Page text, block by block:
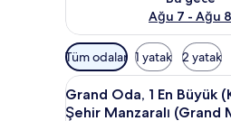
Ağu 7 - Ağu 8
Odalar
için
mevcut
filtreler
Tüm odalar 1 yatak 2 yatak
Grand
Oda,
2
Grand Oda, 1 En Büyük
Şehir Manzaralı (Grand